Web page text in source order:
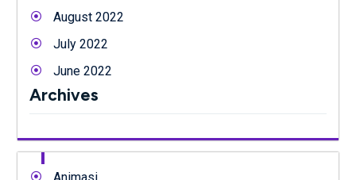
August 2022
July 2022
June 2022
Archives